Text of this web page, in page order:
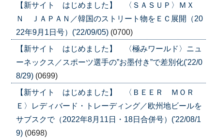
【新サイト はじめました】 〈ＳＡＳＵＰ〉ＭＸ
Ｎ ＪＡＰＡＮ／韓国のストリート物をＥＣ展開（20
22年9月1日号）('22/09/05) (0700)
【新サイト はじめました】 〈極みワールド〉ニュ
ーネックス／スポーツ選手の”お墨付き”で差別化('22/0
8/29) (0699)
【新サイト はじめました】 〈ＢＥＥＲ ＭＯＲ
Ｅ〉レディバード・トレーディング／欧州地ビールを
サブスクで（2022年8月11日・18日合併号）('22/08/1
9) (0698)